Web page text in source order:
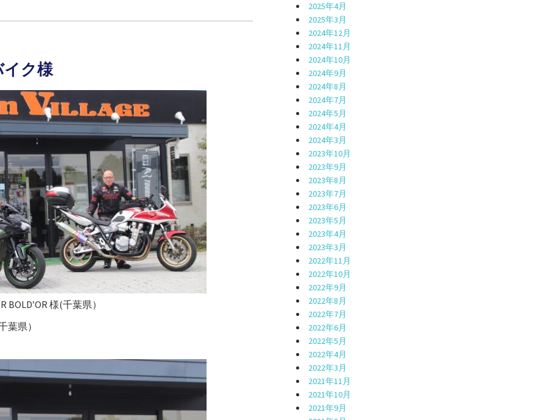
イク様
BOLD’OR 様(千葉県）
葉県）
2025年4月
2025年3月
2024年12月
2024年11月
2024年10月
2024年9月
2024年8月
2024年7月
2024年5月
2024年4月
2024年3月
2023年10月
2023年9月
2023年8月
2023年7月
2023年6月
2023年5月
2023年4月
2023年3月
2022年11月
2022年10月
2022年9月
2022年8月
2022年7月
2022年6月
2022年5月
2022年4月
2022年3月
2021年11月
2021年10月
2021年9月